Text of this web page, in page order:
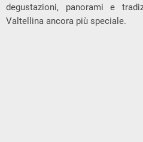
degustazioni, panorami e
Valtellina ancora più speciale.